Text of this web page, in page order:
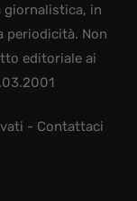
giornalistica, in
periodicità. Non
editoriale ai
- Contattaci